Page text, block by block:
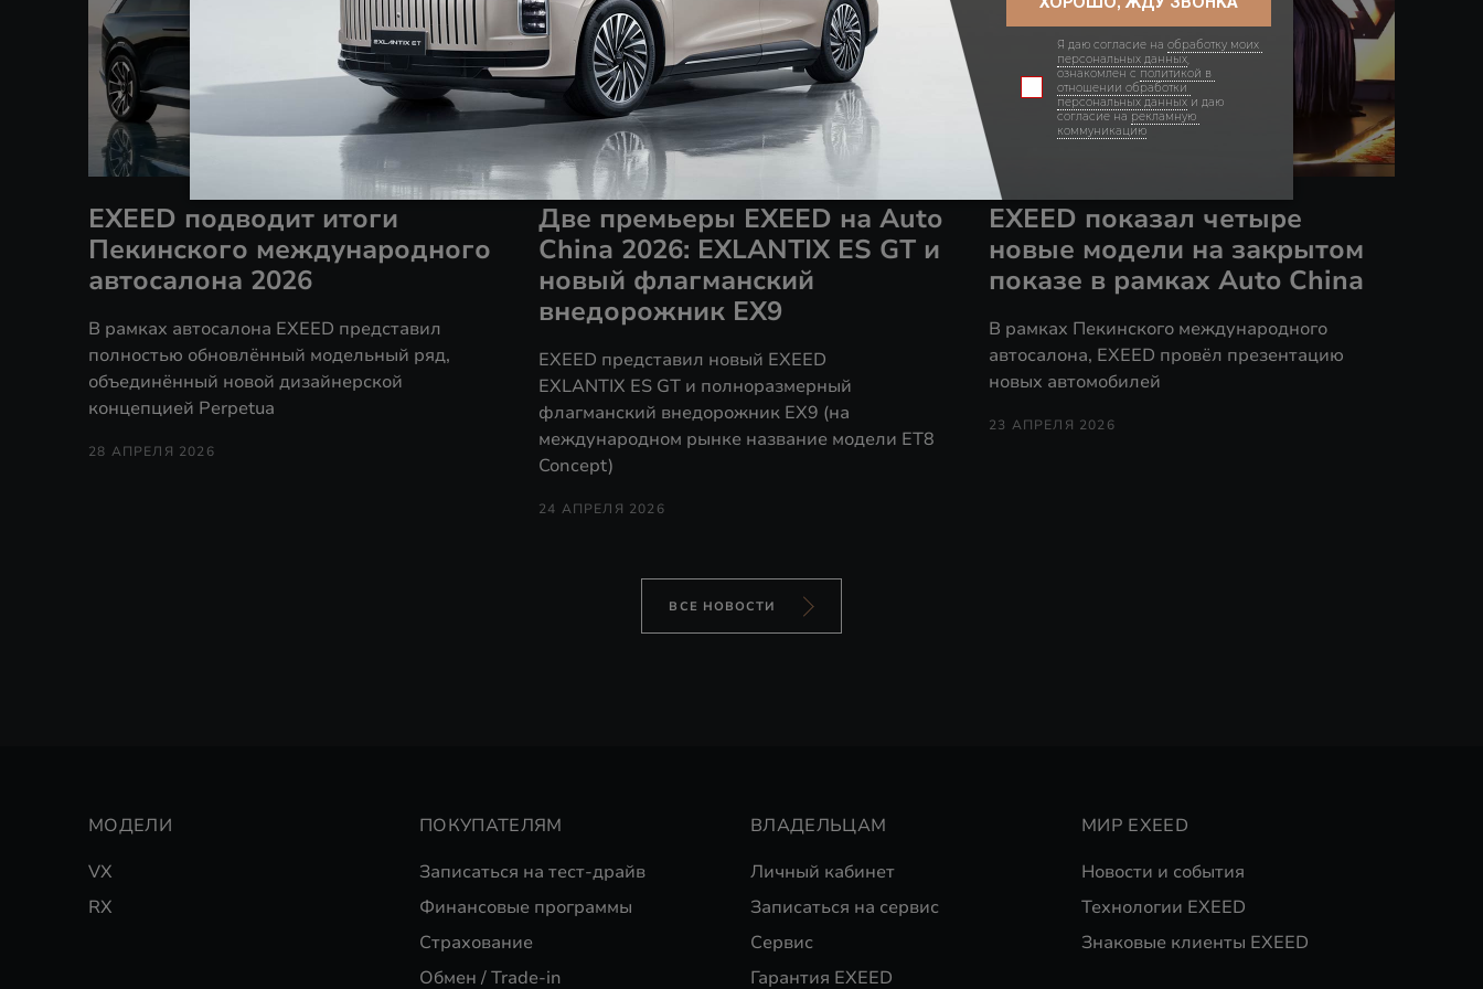
EXEED подводит итоги
Пекинского международного
автосалона 2026
В рамках автосалона EXEED представил
полностью обновлённый модельный ряд,
объединённый новой дизайнерской
концепцией Perpetua
28 АПРЕЛЯ 2026
Две премьеры EXEED на Auto
China 2026: EXLANTIX ES GT и
новый флагманский
внедорожник EX9
EXEED представил новый EXEED
EXLANTIX ES GT и полноразмерный
флагманский внедорожник EX9 (на
международном рынке название модели ET8
Concept)
24 АПРЕЛЯ 2026
EXEED показал четыре
новые модели на закрытом
показе в рамках Auto China
В рамках Пекинского международного
автосалона, EXEED провёл презентацию
новых автомобилей
23 АПРЕЛЯ 2026
ВСЕ НОВОСТИ
МОДЕЛИ
VX
RX
ПОКУПАТЕЛЯМ
Записаться на тест-драйв
Финансовые программы
Страхование
Обмен / Trade-in
ВЛАДЕЛЬЦАМ
Личный кабинет
Записаться на сервис
Сервис
Гарантия EXEED
МИР EXEED
Новости и события
Технологии EXEED
Знаковые клиенты EXEED